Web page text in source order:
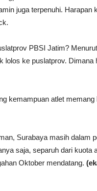
juga terpenuhi. Harapan
PBSI Jatim?
ke puslatprov. Dimana
kemampuan atlet
Surabaya masih dalam
saja, separuh dari kuota
Oktober mendatang.